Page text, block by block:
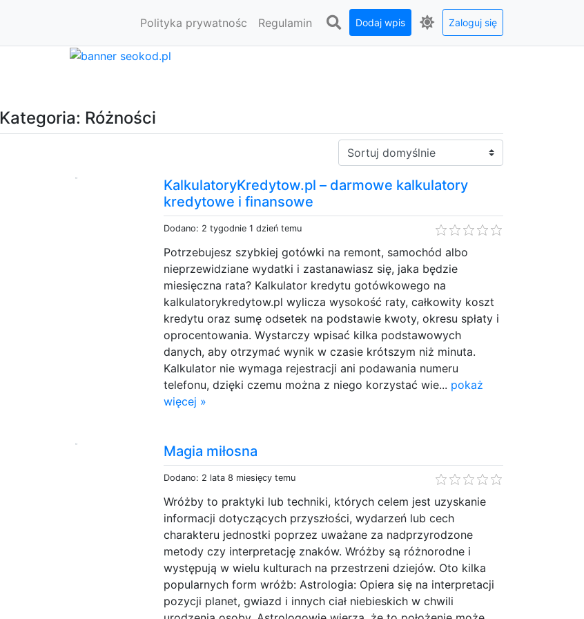
Polityka prywatnośc Regulamin Dodaj wpis Zaloguj się
Kategoria: Różności
Sortuj:
KalkulatoryKredytow.pl – darmowe kalkulatory
kredytowe i finansowe
Dodano: 2 tygodnie 1 dzień temu
Potrzebujesz szybkiej gotówki na remont, samochód albo
nieprzewidziane wydatki i zastanawiasz się, jaka będzie
miesięczna rata? Kalkulator kredytu gotówkowego na
kalkulatorykredytow.pl wylicza wysokość raty, całkowity koszt
kredytu oraz sumę odsetek na podstawie kwoty, okresu spłaty i
oprocentowania. Wystarczy wpisać kilka podstawowych
danych, aby otrzymać wynik w czasie krótszym niż minuta.
Kalkulator nie wymaga rejestracji ani podawania numeru
telefonu, dzięki czemu można z niego korzystać wie... pokaż
więcej »
Magia miłosna
Dodano: 2 lata 8 miesięcy temu
Wróżby to praktyki lub techniki, których celem jest uzyskanie
informacji dotyczących przyszłości, wydarzeń lub cech
charakteru jednostki poprzez uważane za nadprzyrodzone
metody czy interpretację znaków. Wróżby są różnorodne i
występują w wielu kulturach na przestrzeni dziejów. Oto kilka
popularnych form wróżb: Astrologia: Opiera się na interpretacji
pozycji planet, gwiazd i innych ciał niebieskich w chwili